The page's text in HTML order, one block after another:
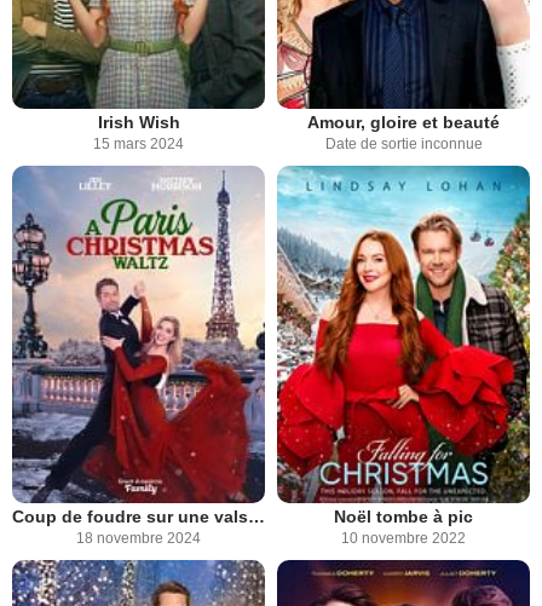
Irish Wish
15 mars 2024
Amour, gloire et beauté
Date de sortie inconnue
Coup de foudre sur une valse de Noël
18 novembre 2024
Noël tombe à pic
10 novembre 2022